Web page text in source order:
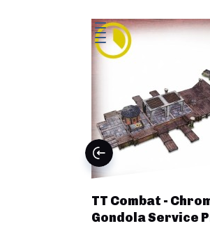
TT Combat -
Gondola Service